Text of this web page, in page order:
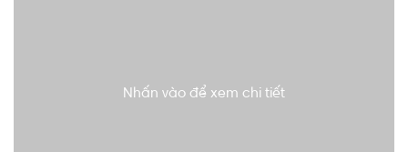
Nhấn vào để xem chi tiết